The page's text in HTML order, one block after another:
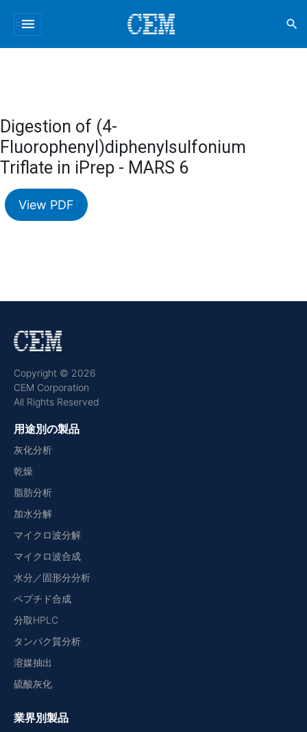
menu search
Digestion of (4-
Fluorophenyl)diphenylsulfonium
Triflate in iPrep - MARS 6
View PDF
Copyright © 2026
CEM Corporation
All Rights Reserved
用途別の製品
灰化分析
乾燥
脂肪分析
加水分解
マイクロ波分解
マイクロ波合成
水分／固形分分析
ペプチド合成
分取HPLC
タンパク質分析
溶媒抽出
硫酸灰化
業界別製品